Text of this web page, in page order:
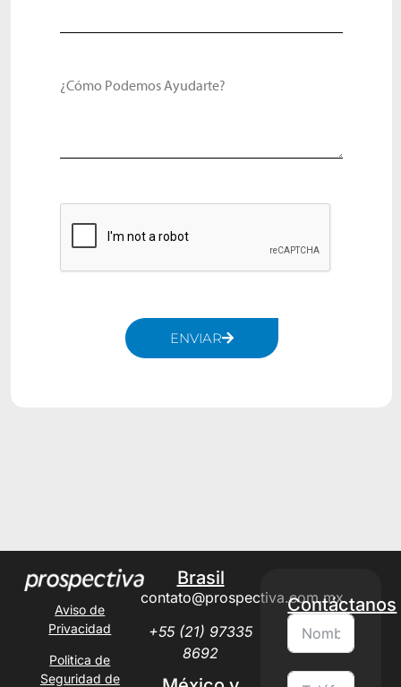
¿Cómo Podemos Ayudarte?
ENVIAR
Aviso de
Privacidad
Politica de
Seguridad de
Brasil
contato@prospectiva.com.mx
+55 (21) 97335
8692
Contáctanos